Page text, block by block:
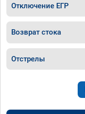
Отключение ЕГР
Возврат стока
Отстрелы